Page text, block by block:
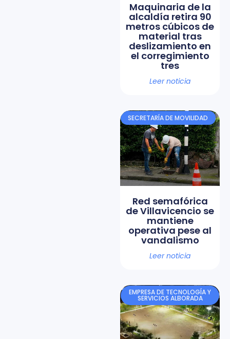
Maquinaria de la
alcaldía retira 90
metros cúbicos de
material tras
deslizamiento en
el corregimiento
tres
Leer noticia
SECRETARÍA DE MOVILIDAD
Red semafórica
de Villavicencio se
mantiene
operativa pese al
vandalismo
Leer noticia
EMPRESA DE TECNOLOGÍA Y
SERVICIOS ALBORADA